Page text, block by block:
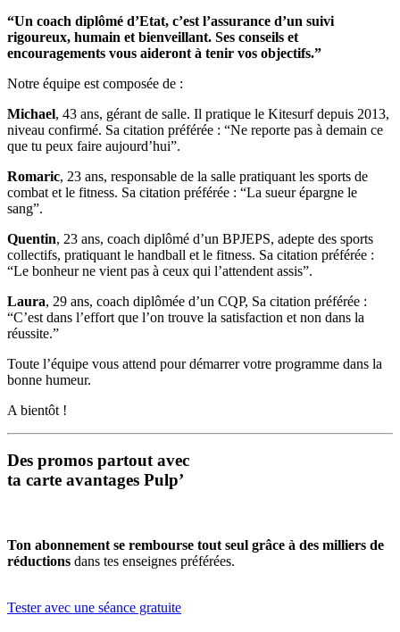
“Un coach diplômé d’Etat, c’est l’assurance d’un suivi
rigoureux, humain et bienveillant. Ses conseils et
encouragements vous aideront à tenir vos objectifs.”
Notre équipe est composée de :
Michael, 43 ans, gérant de salle. Il pratique le Kitesurf depuis 2013,
niveau confirmé. Sa citation préférée : “Ne reporte pas à demain ce
que tu peux faire aujourd’hui”.
Romaric, 23 ans, responsable de la salle pratiquant les sports de
combat et le fitness. Sa citation préférée : “La sueur épargne le
sang”.
Quentin, 23 ans, coach diplômé d’un BPJEPS, adepte des sports
collectifs, pratiquant le handball et le fitness. Sa citation préférée :
“Le bonheur ne vient pas à ceux qui l’attendent assis”.
Laura, 29 ans, coach diplômée d’un CQP, Sa citation préférée :
“C’est dans l’effort que l’on trouve la satisfaction et non dans la
réussite.”
Toute l’équipe vous attend pour démarrer votre programme dans la
bonne humeur.
A bientôt !
Des promos partout avec
ta carte avantages Pulp’
Ton abonnement se rembourse tout seul grâce à des milliers de
réductions dans tes enseignes préférées.
Tester avec une séance gratuite